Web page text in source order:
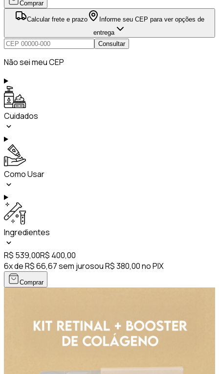
Comprar
Calcular frete e prazo
Informe seu CEP para ver opções de
entrega
Consultar
Não sei meu CEP
Cuidados
Como Usar
Ingredientes
R$ 539,00R$ 400,00
6x de R$ 66,67 sem jurosou R$ 380,00 no PIX
Comprar